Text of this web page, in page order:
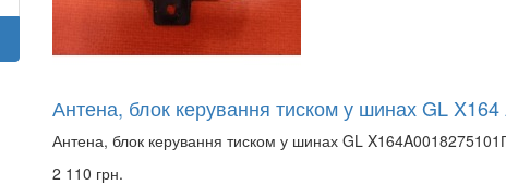
Антена, блок керування тиском у шинах GL
Антена, блок керування тиском у шинах GL
2 110 грн.